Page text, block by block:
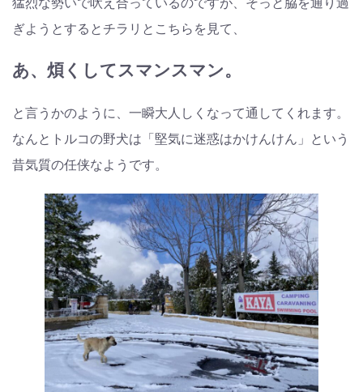
ぎようとするとチラリとこちらを見て、
あ、煩くしてスマンスマン。
と言うかのように、一瞬大人しくなって通してくれます。
なんとトルコの野犬は「堅気に迷惑はかけんけん」という
昔気質の任侠なようです。